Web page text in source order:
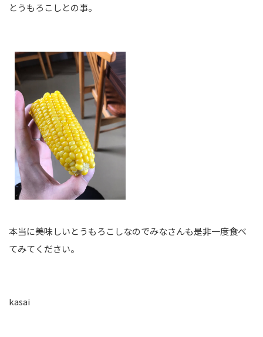
とうもろこしとの事。
本当に美味しいとうもろこしなのでみなさんも是非一度食べ
てみてください。
kasai